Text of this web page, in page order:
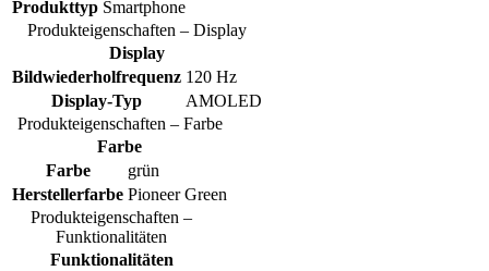
Produkttyp Smartphone
Produkteigenschaften – Display
Display
Bildwiederholfrequenz 120 Hz
Display-Typ
AMOLED
Produkteigenschaften – Farbe
Farbe
Farbe
grün
Herstellerfarbe Pioneer Green
Produkteigenschaften –
Funktionalitäten
Funktionalitäten